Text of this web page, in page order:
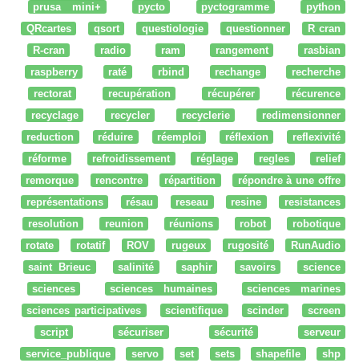
prusa mini+
pycto pyctogramme
python
QRcartes
qsort questiologie questionner
R cran
R-cran
radio ram rangement
rasbian
raspberry
raté rbind rechange
recherche
rectorat
recupération récupérer
récurence
recyclage
recycler recyclerie
redimensionner
reduction
réduire réemploi réflexion
reflexivité
réforme
refroidissement réglage regles
relief
remorque
rencontre répartition
répondre à une offre
représentations
résau reseau resine
resistances
resolution
reunion réunions robot
robotique
rotate
rotatif ROV rugeux rugosité
RunAudio
saint Brieuc
salinité saphir savoirs
science
sciences
sciences humaines
sciences marines
sciences participatives
scientifique scinder
screen
script
sécuriser sécurité
serveur
service_publique
servo set sets shapefile
shp